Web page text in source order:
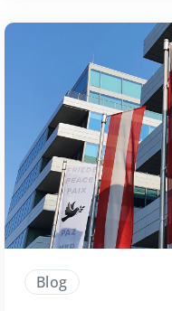
Blog